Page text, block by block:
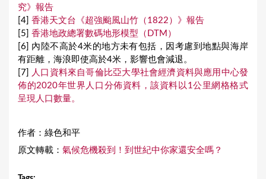
究》報告
[4] 香港天文台《超強颱風山竹（1822）》報告
[5] 香港地政總署數碼地形模型（DTM）
[6] 內陸不高於4米的地方未有包括，因考慮到地點與海岸
有距離，海浪即使高於4米，影響也會減退。
[7]
人口資料來自哥倫比亞大學社會經濟資料與應用中心發
佈的2020年世界人口分佈資料，該資料以1公里網格格式
呈現人口數量。
作者：綠色和平
原文轉載： 氣候危機殺到！到世紀中你家還安全嗎？